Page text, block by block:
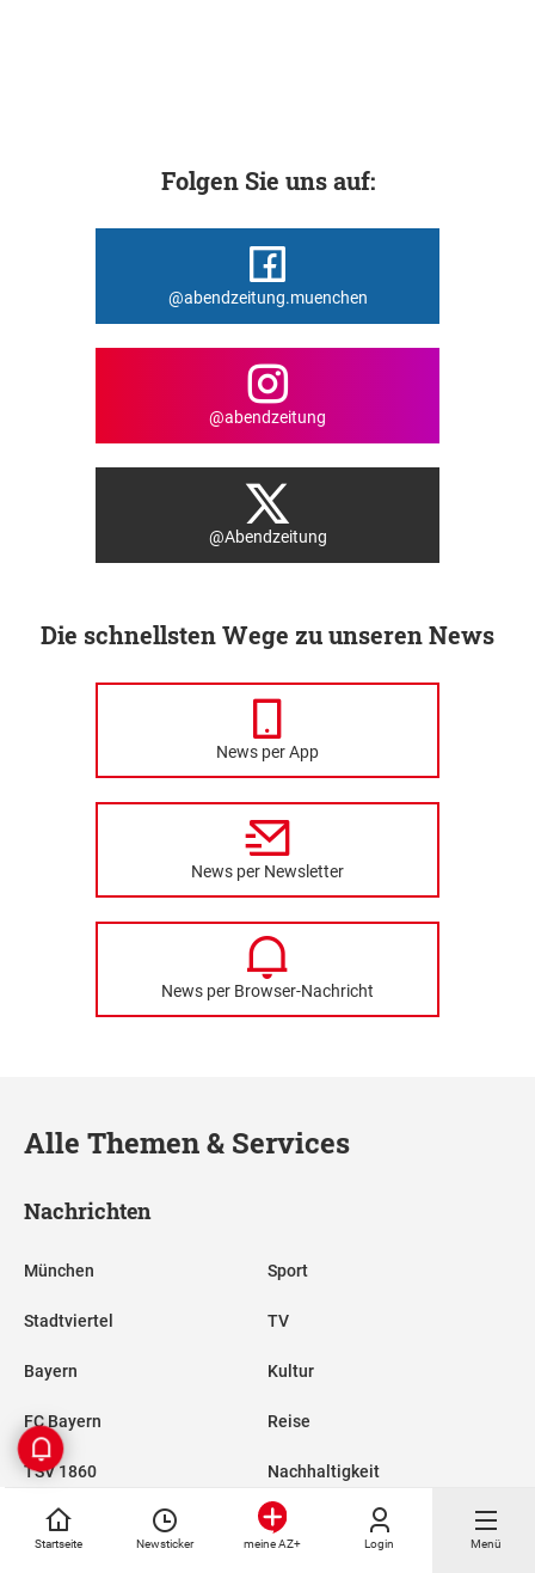
Startseite Newsticker meine AZ+ Login Menü
Folgen Sie uns auf:
@abendzeitung.muenchen
@abendzeitung
@Abendzeitung
Die schnellsten Wege zu unseren News
News per App
News per Newsletter
News per Browser-Nachricht
Alle Themen & Services
Nachrichten
München
Stadtviertel
Bayern
FC Bayern
TSV 1860
Promis
Sport
TV
Kultur
Reise
Nachhaltigkeit